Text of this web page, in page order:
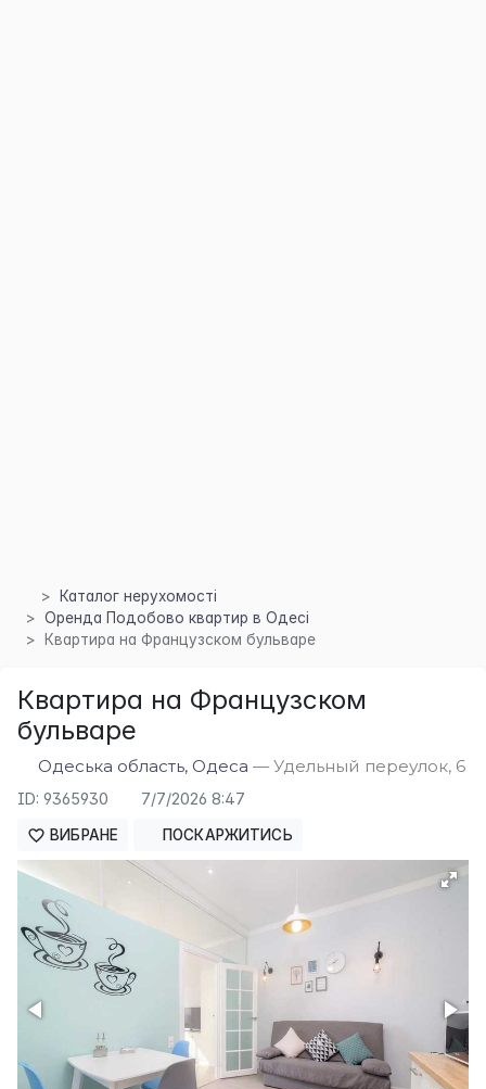
Каталог нерухомості
Оренда Подобово квартир в Одесі
Квартира на Французском бульваре
Квартира на Французском
бульваре
Одеська область, Одеса — Удельный переулок, 6
ID: 9365930 7/7/2026 8:47
ВИБРАНЕ ПОСКАРЖИТИСЬ